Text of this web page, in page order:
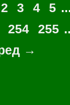
2 3 4 5
254 255
→